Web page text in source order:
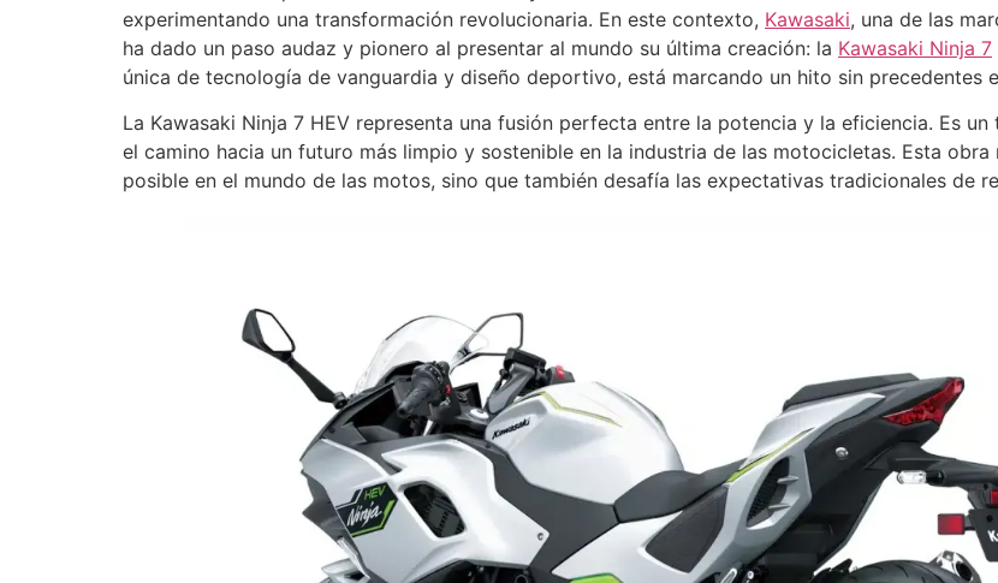
experimentando una transformación revolucionaria. En este contexto, Kawasaki, una de las
ha dado un paso audaz y pionero al presentar al mundo su última creación: la Kawasaki Ninja 7
única de tecnología de vanguardia y diseño deportivo, está marcando un hito sin precedentes
La Kawasaki Ninja 7 HEV representa una fusión perfecta entre la potencia y la eficiencia. Es
el camino hacia un futuro más limpio y sostenible en la industria de las motocicletas. Esta
posible en el mundo de las motos, sino que también desafía las expectativas tradicionales de